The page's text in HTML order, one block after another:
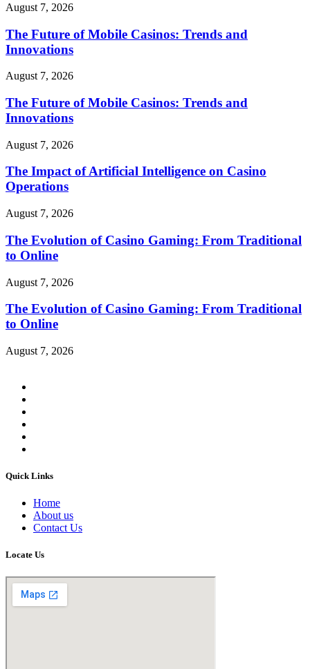
August 7, 2026
The Future of Mobile Casinos: Trends and
Innovations
August 7, 2026
The Future of Mobile Casinos: Trends and
Innovations
August 7, 2026
The Impact of Artificial Intelligence on Casino
Operations
August 7, 2026
The Evolution of Casino Gaming: From Traditional
to Online
August 7, 2026
The Evolution of Casino Gaming: From Traditional
to Online
August 7, 2026
Quick Links
Home
About us
Contact Us
Locate Us